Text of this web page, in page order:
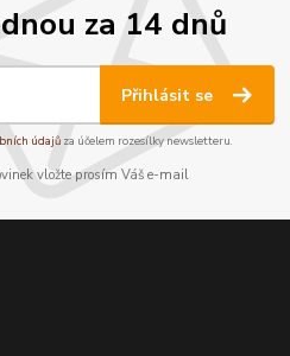
za 14 dnů
Přihlásit se
údajůza účelem rozesílky newsletteru.
vložte prosím Váš e-mail